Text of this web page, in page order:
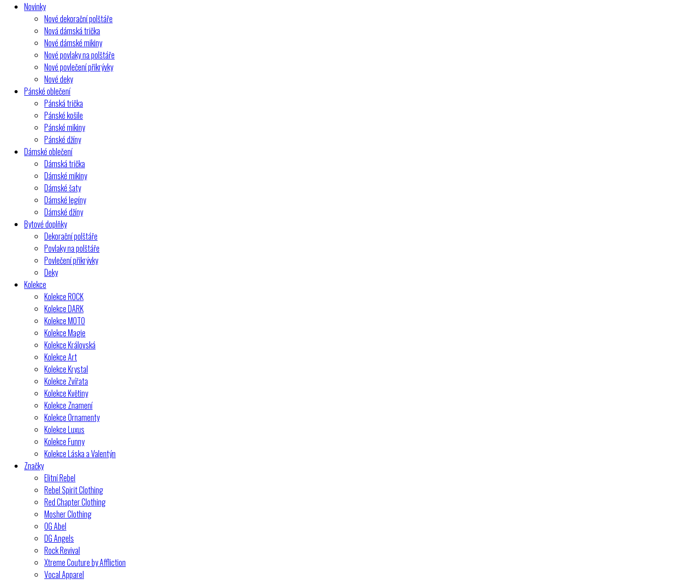
Novinky
Nové dekorační polštáře
Nová dámská trička
Nové dámské mikiny
Nové povlaky na polštáře
Nové povlečení přikrývky
Nové deky
Pánské oblečení
Pánská trička
Pánské košile
Pánské mikiny
Pánské džíny
Dámské oblečení
Dámská trička
Dámské mikiny
Dámské šaty
Dámské legíny
Dámské džíny
Bytové doplňky
Dekorační polštáře
Povlaky na polštáře
Povlečení přikrývky
Deky
Kolekce
Kolekce ROCK
Kolekce DARK
Kolekce MOTO
Kolekce Magie
Kolekce Královská
Kolekce Art
Kolekce Krystal
Kolekce Zvířata
Kolekce Květiny
Kolekce Znamení
Kolekce Ornamenty
Kolekce Luxus
Kolekce Funny
Kolekce Láska a Valentýn
Značky
Elitní Rebel
Rebel Spirit Clothing
Red Chapter Clothing
Mosher Clothing
OG Abel
DG Angels
Rock Revival
Xtreme Couture by Affliction
Vocal Apparel